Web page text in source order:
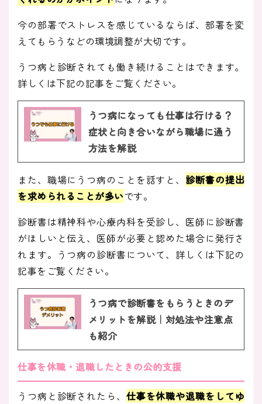
今の部署でストレスを感じているならば、部署を変
えてもらうなどの環境調整が大切です。
うつ病と診断されても働き続けることはできます。
詳しくは下記の記事をご覧ください。
うつ病になっても仕事は行ける？
症状と向き合いながら職場に通う
方法を解説
また、職場にうつ病のことを話すと、 診断書の提出
を求められることが多いです。
診断書は精神科や心療内科を受診し、医師に診断書
がほしいと伝え、医師が必要と認めた場合に発行さ
れます。うつ病の診断書について、詳しくは下記の
記事をご覧ください。
うつ病で診断書をもらうときのデ
メリットを解説｜対処法や注意点
も紹介
仕事を休職・退職したときの公的支援
うつ病と診断されたら、 仕事を休職や退職をしてゆ